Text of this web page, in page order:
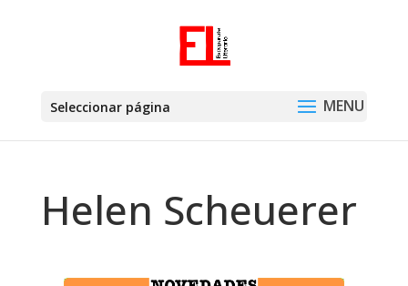
Seleccionar página
Helen Scheuerer